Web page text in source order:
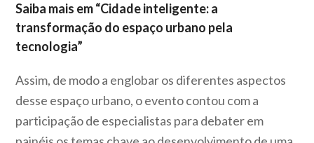
Saiba mais em “Cidade inteligente: a
transformação do espaço urbano pela
tecnologia”
Assim, de modo a englobar os diferentes aspectos
desse espaço urbano, o evento contou com a
participação de especialistas para debater em